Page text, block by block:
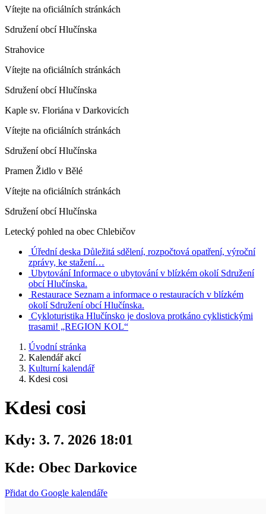
Vítejte na oficiálních stránkách
Sdružení obcí Hlučínska
Strahovice
Vítejte na oficiálních stránkách
Sdružení obcí Hlučínska
Kaple sv. Floriána v Darkovicích
Vítejte na oficiálních stránkách
Sdružení obcí Hlučínska
Pramen Židlo v Bělé
Vítejte na oficiálních stránkách
Sdružení obcí Hlučínska
Letecký pohled na obec Chlebičov
Úřední deska Důležitá sdělení, rozpočtová opatření, výroční
zprávy, ke stažení…
Ubytování Informace o ubytování v blízkém okolí Sdružení
obcí Hlučínska.
Restaurace Seznam a informace o restauracích v blízkém
okolí Sdružení obcí Hlučínska.
Cykloturistika Hlučínsko je doslova protkáno cyklistickými
trasami! „REGION KOL“
Úvodní stránka
Kalendář akcí
Kulturní kalendář
Kdesi cosi
Kdesi cosi
Kdy: 3. 7. 2026 18:01
Kde: Obec Darkovice
Přidat do Google kalendáře